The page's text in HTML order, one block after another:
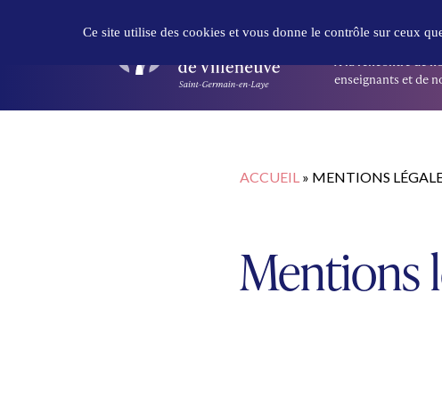
DÉCOUVRIR
À la rencontre de
enseignants et de
ACCUEIL » MENTIONS
Mentions
Ce site utilise des cookies et vous donne le contrôle sur ceux